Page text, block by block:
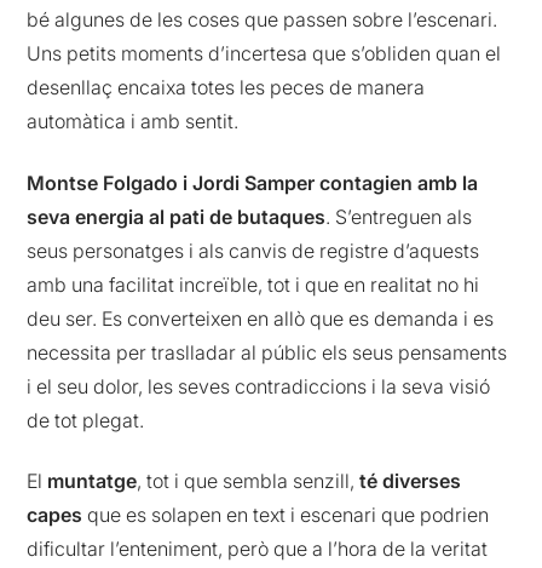
bé algunes de les coses que passen sobre l’escenari.
Uns petits moments d’incertesa que s’obliden quan el
desenllaç encaixa totes les peces de manera
automàtica i amb sentit.
Montse Folgado i Jordi Samper contagien amb la
seva energia al pati de butaques. S’entreguen als
seus personatges i als canvis de registre d’aquests
amb una facilitat increïble, tot i que en realitat no hi
deu ser. Es converteixen en allò que es demanda i es
necessita per traslladar al públic els seus pensaments
i el seu dolor, les seves contradiccions i la seva visió
de tot plegat.
El muntatge, tot i que sembla senzill,té diverses
capes que es solapen en text i escenari que podrien
dificultar l’enteniment, però que a l’hora de la veritat